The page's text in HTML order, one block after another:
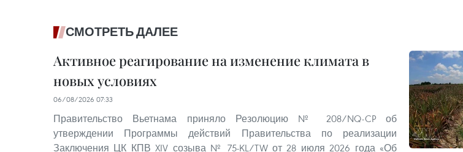
СМОТРЕТЬ ДАЛЕЕ
Активное реагирование на изменение климата в
новых условиях
06/08/2026 07:33
Правительство Вьетнама приняло Резолюцию № 208/NQ-CP об
утверждении Программы действий Правительства по реализации
Заключения ЦК КПВ XIV созыва № 75-KL/TW от 28 июля 2026 года «Об